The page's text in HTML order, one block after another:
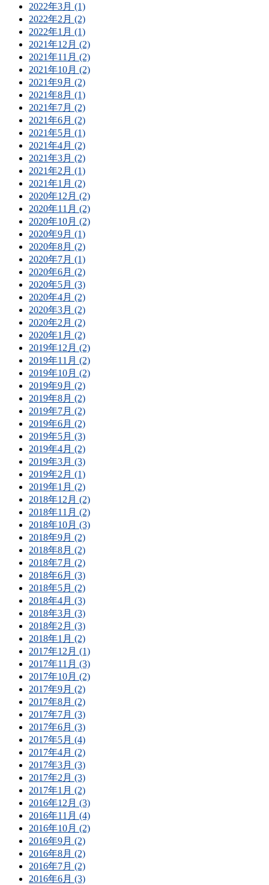
2022年3月 (1)
2022年2月 (2)
2022年1月 (1)
2021年12月 (2)
2021年11月 (2)
2021年10月 (2)
2021年9月 (2)
2021年8月 (1)
2021年7月 (2)
2021年6月 (2)
2021年5月 (1)
2021年4月 (2)
2021年3月 (2)
2021年2月 (1)
2021年1月 (2)
2020年12月 (2)
2020年11月 (2)
2020年10月 (2)
2020年9月 (1)
2020年8月 (2)
2020年7月 (1)
2020年6月 (2)
2020年5月 (3)
2020年4月 (2)
2020年3月 (2)
2020年2月 (2)
2020年1月 (2)
2019年12月 (2)
2019年11月 (2)
2019年10月 (2)
2019年9月 (2)
2019年8月 (2)
2019年7月 (2)
2019年6月 (2)
2019年5月 (3)
2019年4月 (2)
2019年3月 (3)
2019年2月 (1)
2019年1月 (2)
2018年12月 (2)
2018年11月 (2)
2018年10月 (3)
2018年9月 (2)
2018年8月 (2)
2018年7月 (2)
2018年6月 (3)
2018年5月 (2)
2018年4月 (3)
2018年3月 (3)
2018年2月 (3)
2018年1月 (2)
2017年12月 (1)
2017年11月 (3)
2017年10月 (2)
2017年9月 (2)
2017年8月 (2)
2017年7月 (3)
2017年6月 (3)
2017年5月 (4)
2017年4月 (2)
2017年3月 (3)
2017年2月 (3)
2017年1月 (2)
2016年12月 (3)
2016年11月 (4)
2016年10月 (2)
2016年9月 (2)
2016年8月 (2)
2016年7月 (2)
2016年6月 (3)